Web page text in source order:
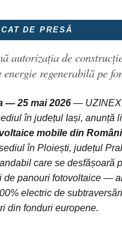
DE PRESĂ
autorizația de
regenerabilă pe
— 25 mai 2026 —
în județul Iași, anunță
mobile din
în Ploiești, județul
care se desfășoară
de panouri fotovoltaice —
electric de
din fonduri europene.